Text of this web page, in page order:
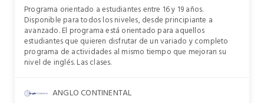
Programa orientado a estudiantes entre 16 y 19 años.
Disponible para todos los niveles, desde principiante a
avanzado. El programa está orientado para aquellos
estudiantes que quieren disfrutar de un variado y completo
programa de actividades al mismo tiempo que mejoran su
nivel de inglés. Las clases.
ANGLO CONTINENTAL